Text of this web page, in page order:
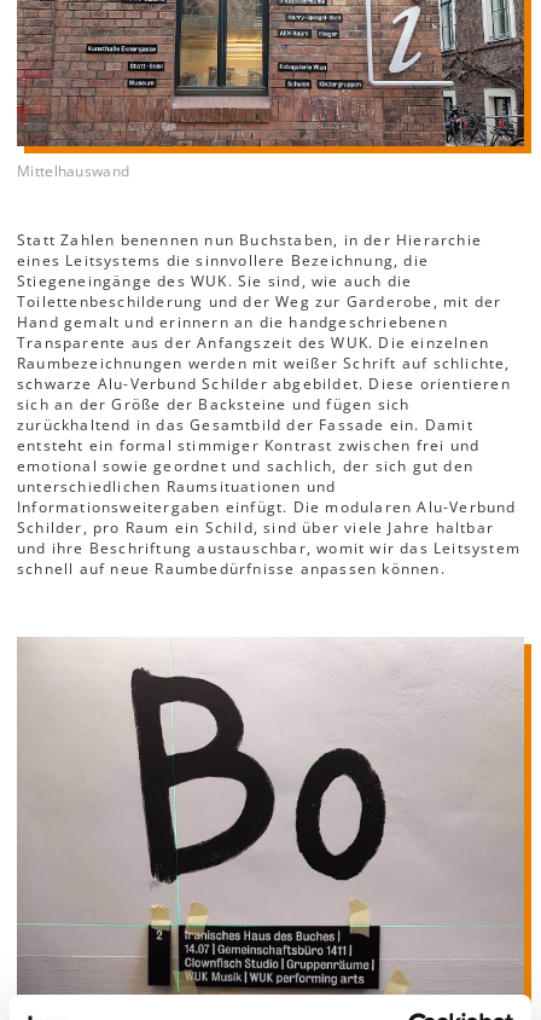
Mittelhauswand
Statt Zahlen benennen nun Buchstaben, in der Hierarchie
eines Leitsystems die sinnvollere Bezeichnung, die
Stiegeneingänge des WUK. Sie sind, wie auch die
Toilettenbeschilderung und der Weg zur Garderobe, mit der
Hand gemalt und erinnern an die handgeschriebenen
Transparente aus der Anfangszeit des WUK. Die einzelnen
Raumbezeichnungen werden mit weißer Schrift auf schlichte,
schwarze Alu-Verbund Schilder abgebildet. Diese orientieren
sich an der Größe der Backsteine und fügen sich
zurückhaltend in das Gesamtbild der Fassade ein. Damit
entsteht ein formal stimmiger Kontrast zwischen frei und
emotional sowie geordnet und sachlich, der sich gut den
unterschiedlichen Raumsituationen und
Informationsweitergaben einfügt. Die modularen Alu-Verbund
Schilder, pro Raum ein Schild, sind über viele Jahre haltbar
und ihre Beschriftung austauschbar, womit wir das Leitsystem
schnell auf neue Raumbedürfnisse anpassen können.